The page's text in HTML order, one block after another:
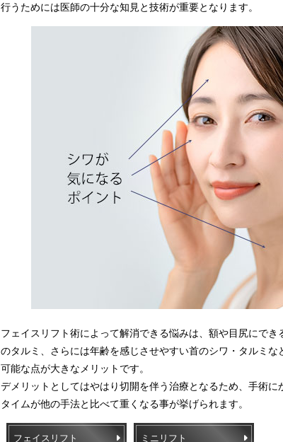
行うためには医師の十分な知見と技術が重要となります。
フェイスリフト術によって解消できる悩みは、額や目尻にで
のタルミ、さらには年齢を感じさせやすい首のシワ・タルミ
可能な点が大きなメリットです。
デメリットとしてはやはり切開を伴う治療となるため、手術
タイムが他の手法と比べて重くなる事が挙げられます。
フェイスリフト ミニリフト